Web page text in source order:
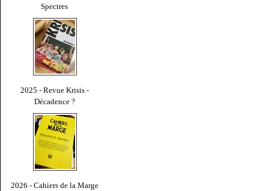
Spectres
2025 - Revue Krisis -
Décadence ?
2026 - Cahiers de la Marge